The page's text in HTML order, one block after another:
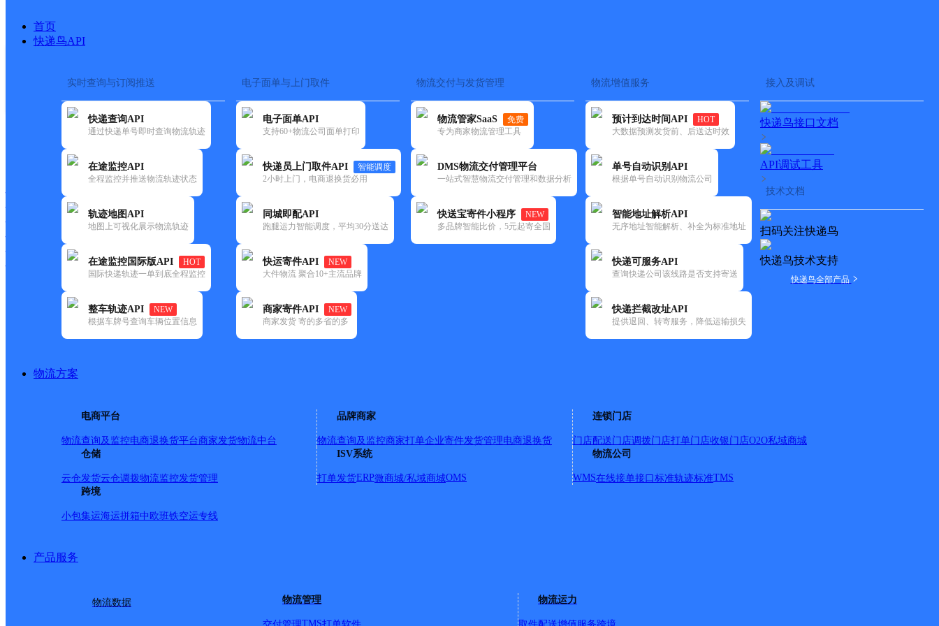
首页
快递鸟API
实时查询与订阅推送
快递查询API
通过快递单号即时查询物流轨迹
在途监控API
全程监控并推送物流轨迹状态
轨迹地图API
地图上可视化展示物流轨迹
在途监控国际版API
HOT
国际快递轨迹一单到底全程监控
整车轨迹API
NEW
根据车牌号查询车辆位置信息
电子面单与上门取件
电子面单API
支持60+物流公司面单打印
快递员上门取件API
智能调度
2小时上门，电商退换货必用
同城即配API
跑腿运力智能调度，平均30分送达
快运寄件API
NEW
大件物流 聚合10+主流品牌
商家寄件API
NEW
商家发货 寄的多省的多
物流交付与发货管理
物流管家SaaS
免费
专为商家物流管理工具
DMS物流交付管理平台
一站式智慧物流交付管理和数据分析
快送宝寄件小程序
NEW
多品牌智能比价，5元起寄全国
物流增值服务
预计到达时间API
HOT
大数据预测发货前、后送达时效
单号自动识别API
根据单号自动识别物流公司
智能地址解析API
无序地址智能解析、补全为标准地址
快递可服务API
查询快递公司该线路是否支持寄送
快递拦截改址API
提供退回、转寄服务，降低运输损失
接入及调试
快递鸟接口文档
API调试工具
技术文档
扫码关注快递鸟
快递鸟技术支持
快递鸟全部产品
物流方案
电商平台
物流查询及监控电商退换货平台商家发货物流中台
品牌商家
物流查询及监控商家打单企业寄件发货管理电商退换货
连锁门店
门店配送门店调拨门店打单门店收银门店O2O私域商城
仓储
云仓发货云仓调拨物流监控发货管理
ISV系统
打单发货ERP微商城/私域商城OMS
物流公司
WMS在线接单接口标准轨迹标准TMS
跨境
小包集运海运拼箱中欧班铁空运专线
产品服务
物流数据 物流管理
TMS
物流运力
快递大全 > 快递网点
快递大全 快运大全
NEW
城市：商洛市 ✕ 清空已选
地区:
不限 (1)
商洛柞水网点
更多号码地址：柞水县乾佑镇石镇街道尚客优酒店隔壁
商洛市商州区金色年华童装店便利店
更多号码地址：大都汇步行街东口金色童年
商洛洛南网点
地址：洛南县城关镇西寺四组天天快递隔壁